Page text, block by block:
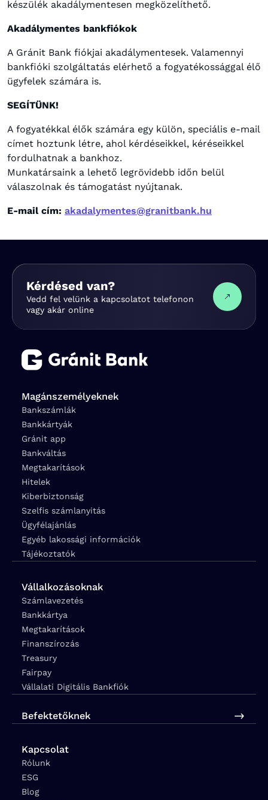
készülék akadálymentesen megközelíthető.
Akadálymentes bankfiókok
A Gránit Bank fiókjai akadálymentesek. Valamennyi
bankfióki szolgáltatás elérhető a fogyatékossággal élő
ügyfelek számára is.
SEGÍTÜNK!
A fogyatékkal élők számára egy külön, speciális e-mail
címet hoztunk létre, ahol kérdéseikkel, kéréseikkel
fordulhatnak a bankhoz.
Munkatársaink a lehető legrövidebb időn belül
válaszolnak és támogatást nyújtanak.
E-mail cím: akadalymentes@granitbank.hu
Kérdésed van?
Vedd fel velünk a kapcsolatot telefonon
vagy akár online
Magánszemélyeknek
Bankszámlák
Bankkártyák
Gránit app
Bankváltás
Megtakarítások
Hitelek
Kiberbiztonság
Szelfis számlanyitás
Ügyfélajánlás
Egyéb lakossági információk
Tájékoztatók
Vállalkozásoknak
Számlavezetés
Bankkártya
Megtakarítások
Finanszírozás
Treasury
Fairpay
Vállalati Digitális Bankfiók
Befektetőknek
Kapcsolat
Rólunk
ESG
Blog